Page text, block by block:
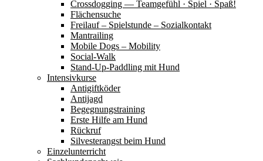
Crossdogging — Teamgefühl · Spiel · Spaß!
Flächensuche
Freilauf – Spielstunde – Sozialkontakt
Mantrailing
Mobile Dogs – Mobility
Social-Walk
Stand-Up-Paddling mit Hund
Intensivkurse
Antigiftköder
Antijagd
Begegnungstraining
Erste Hilfe am Hund
Rückruf
Silvesterangst beim Hund
Einzelunterricht